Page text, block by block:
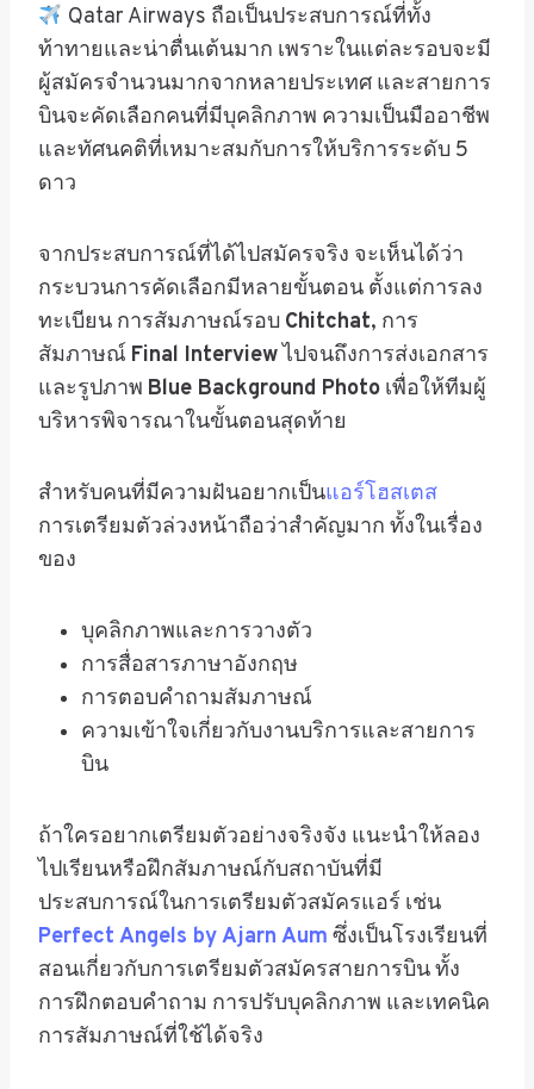
Qatar Airways ถือเป็นประสบการณ์ที่ทั้ง
ท้าทายและน่าตื่นเต้นมาก เพราะในแต่ละรอบจะมี
ผู้สมัครจำนวนมากจากหลายประเทศ และสายการ
บินจะคัดเลือกคนที่มีบุคลิกภาพ ความเป็นมืออาชีพ
และทัศนคติที่เหมาะสมกับการให้บริการระดับ 5
ดาว
จากประสบการณ์ที่ได้ไปสมัครจริง จะเห็นได้ว่า
กระบวนการคัดเลือกมีหลายขั้นตอน ตั้งแต่การลง
ทะเบียน การสัมภาษณ์รอบ Chitchat, การ
สัมภาษณ์ Final Interviewไปจนถึงการส่งเอกสาร
และรูปภาพ Blue Background Photo เพื่อให้ทีมผู้
บริหารพิจารณาในขั้นตอนสุดท้าย
สำหรับคนที่มีความฝันอยากเป็นแอร์โฮสเตส
การเตรียมตัวล่วงหน้าถือว่าสำคัญมาก ทั้งในเรื่อง
ของ
บุคลิกภาพและการวางตัว
การสื่อสารภาษาอังกฤษ
การตอบคำถามสัมภาษณ์
ความเข้าใจเกี่ยวกับงานบริการและสายการ
บิน
ถ้าใครอยากเตรียมตัวอย่างจริงจัง แนะนำให้ลอง
ไปเรียนหรือฝึกสัมภาษณ์กับสถาบันที่มี
ประสบการณ์ในการเตรียมตัวสมัครแอร์ เช่น
Perfect Angels by Ajarn Aum ซึ่งเป็นโรงเรียนที่
สอนเกี่ยวกับการเตรียมตัวสมัครสายการบิน ทั้ง
การฝึกตอบคำถาม การปรับบุคลิกภาพ และเทคนิค
การสัมภาษณ์ที่ใช้ได้จริง